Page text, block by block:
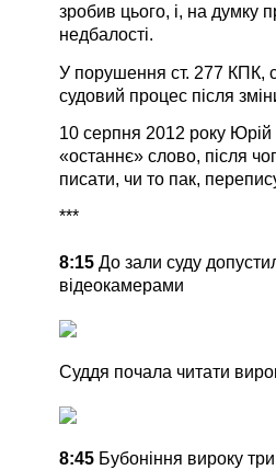
зробив цього, і, на думку
недбалості.
У порушення ст. 277 КПК,
судовий процес після
10 серпня 2012 року Юрій
«останнє» слово, після
писати, чи то пак,
***
8:15 До зали суду
відеокамерами
Суддя почала читати
8:45 Бубоніння вироку